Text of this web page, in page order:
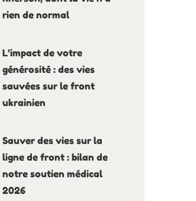
rien de normal
L’impact de votre
générosité : des vies
sauvées sur le front
ukrainien
Sauver des vies sur la
ligne de front : bilan de
notre soutien médical
2026